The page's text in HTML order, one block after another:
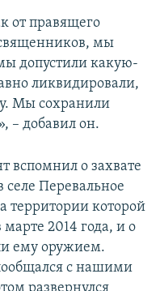
от правящего
мы
допустили какую-
ликвидировали,
Мы сохранили
– добавил он.
вспомнил о захвате
селе Перевальное
территории которой
2014 года, и о
ему оружием.
с нашими